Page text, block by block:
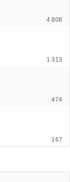
4 808
1 313
474
167